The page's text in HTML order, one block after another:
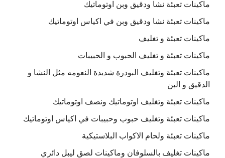
ماكينات تعبئة نشا ودقيق وبن اوتوماتيك
ماكينات تعبئة نشا ودقيق وبن في اكياس اوتوماتيك
ماكينات تعبئة و تغليف
ماكينات تعبئة و تغليف الحبوب و الحبيبات
ماكينات تعبئة وتغليف البودرة شديدة النعومه مثل النشا و
الدقيق و البن
ماكينات تعبئة وتغليف اوتوماتيك ونصف اوتوماتيك
ماكينات تعبئة وتغليف حبوب وحبيبات في اكياس اوتوماتيك
ماكينات تعبئة ولحام الاكواب البلاستيكية
ماكينات تغليف بالسلوفان وماكينات لصق ليبل دائري